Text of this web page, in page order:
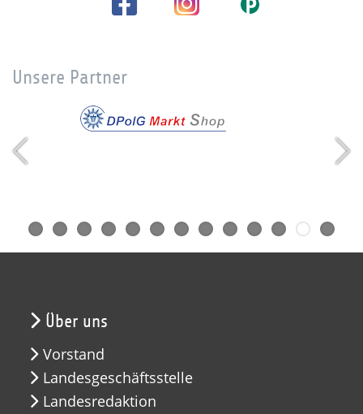
Unsere Partner
Über uns
Vorstand
Landesgeschäftsstelle
Landesredaktion